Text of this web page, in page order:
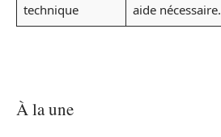
technique
aide nécessaire.
À la une